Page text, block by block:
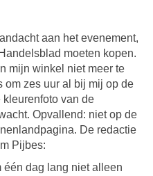
aan het evenement,
moeten kopen.
mijn winkel niet meer te
om zes uur al bij mij op de
kleurenfoto van de
Opvallend: niet op de
De redactie
Pijbes:
één dag lang niet alleen